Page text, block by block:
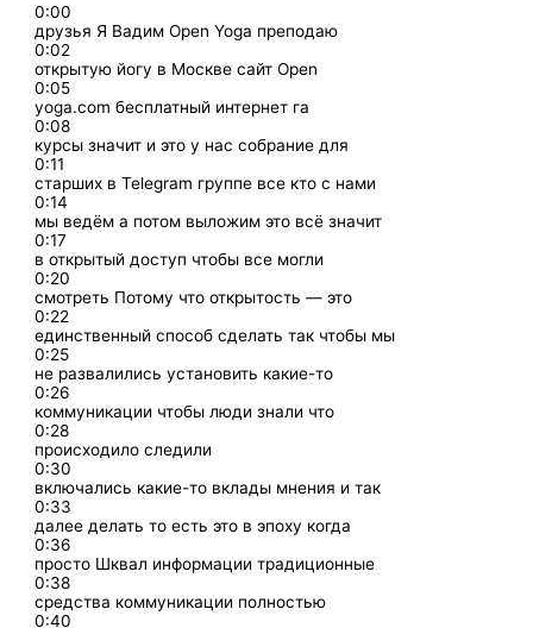
0:00
друзья Я Вадим Open Yoga преподаю
0:02
открытую йогу в Москве сайт Open
0:05
yoga.com бесплатный интернет га
0:08
курсы значит и это у нас собрание для
0:11
старших в Telegram группе все кто с нами
0:14
мы ведём а потом выложим это всё значит
0:17
в открытый доступ чтобы все могли
0:20
смотреть Потому что открытость — это
0:22
единственный способ сделать так чтобы мы
0:25
не развалились установить какие-то
0:26
коммуникации чтобы люди знали что
0:28
происходило следили
0:30
включались какие-то вклады мнения и так
0:33
далее делать то есть это в эпоху когда
0:36
просто Шквал информации традиционные
0:38
средства коммуникации полностью
0:40